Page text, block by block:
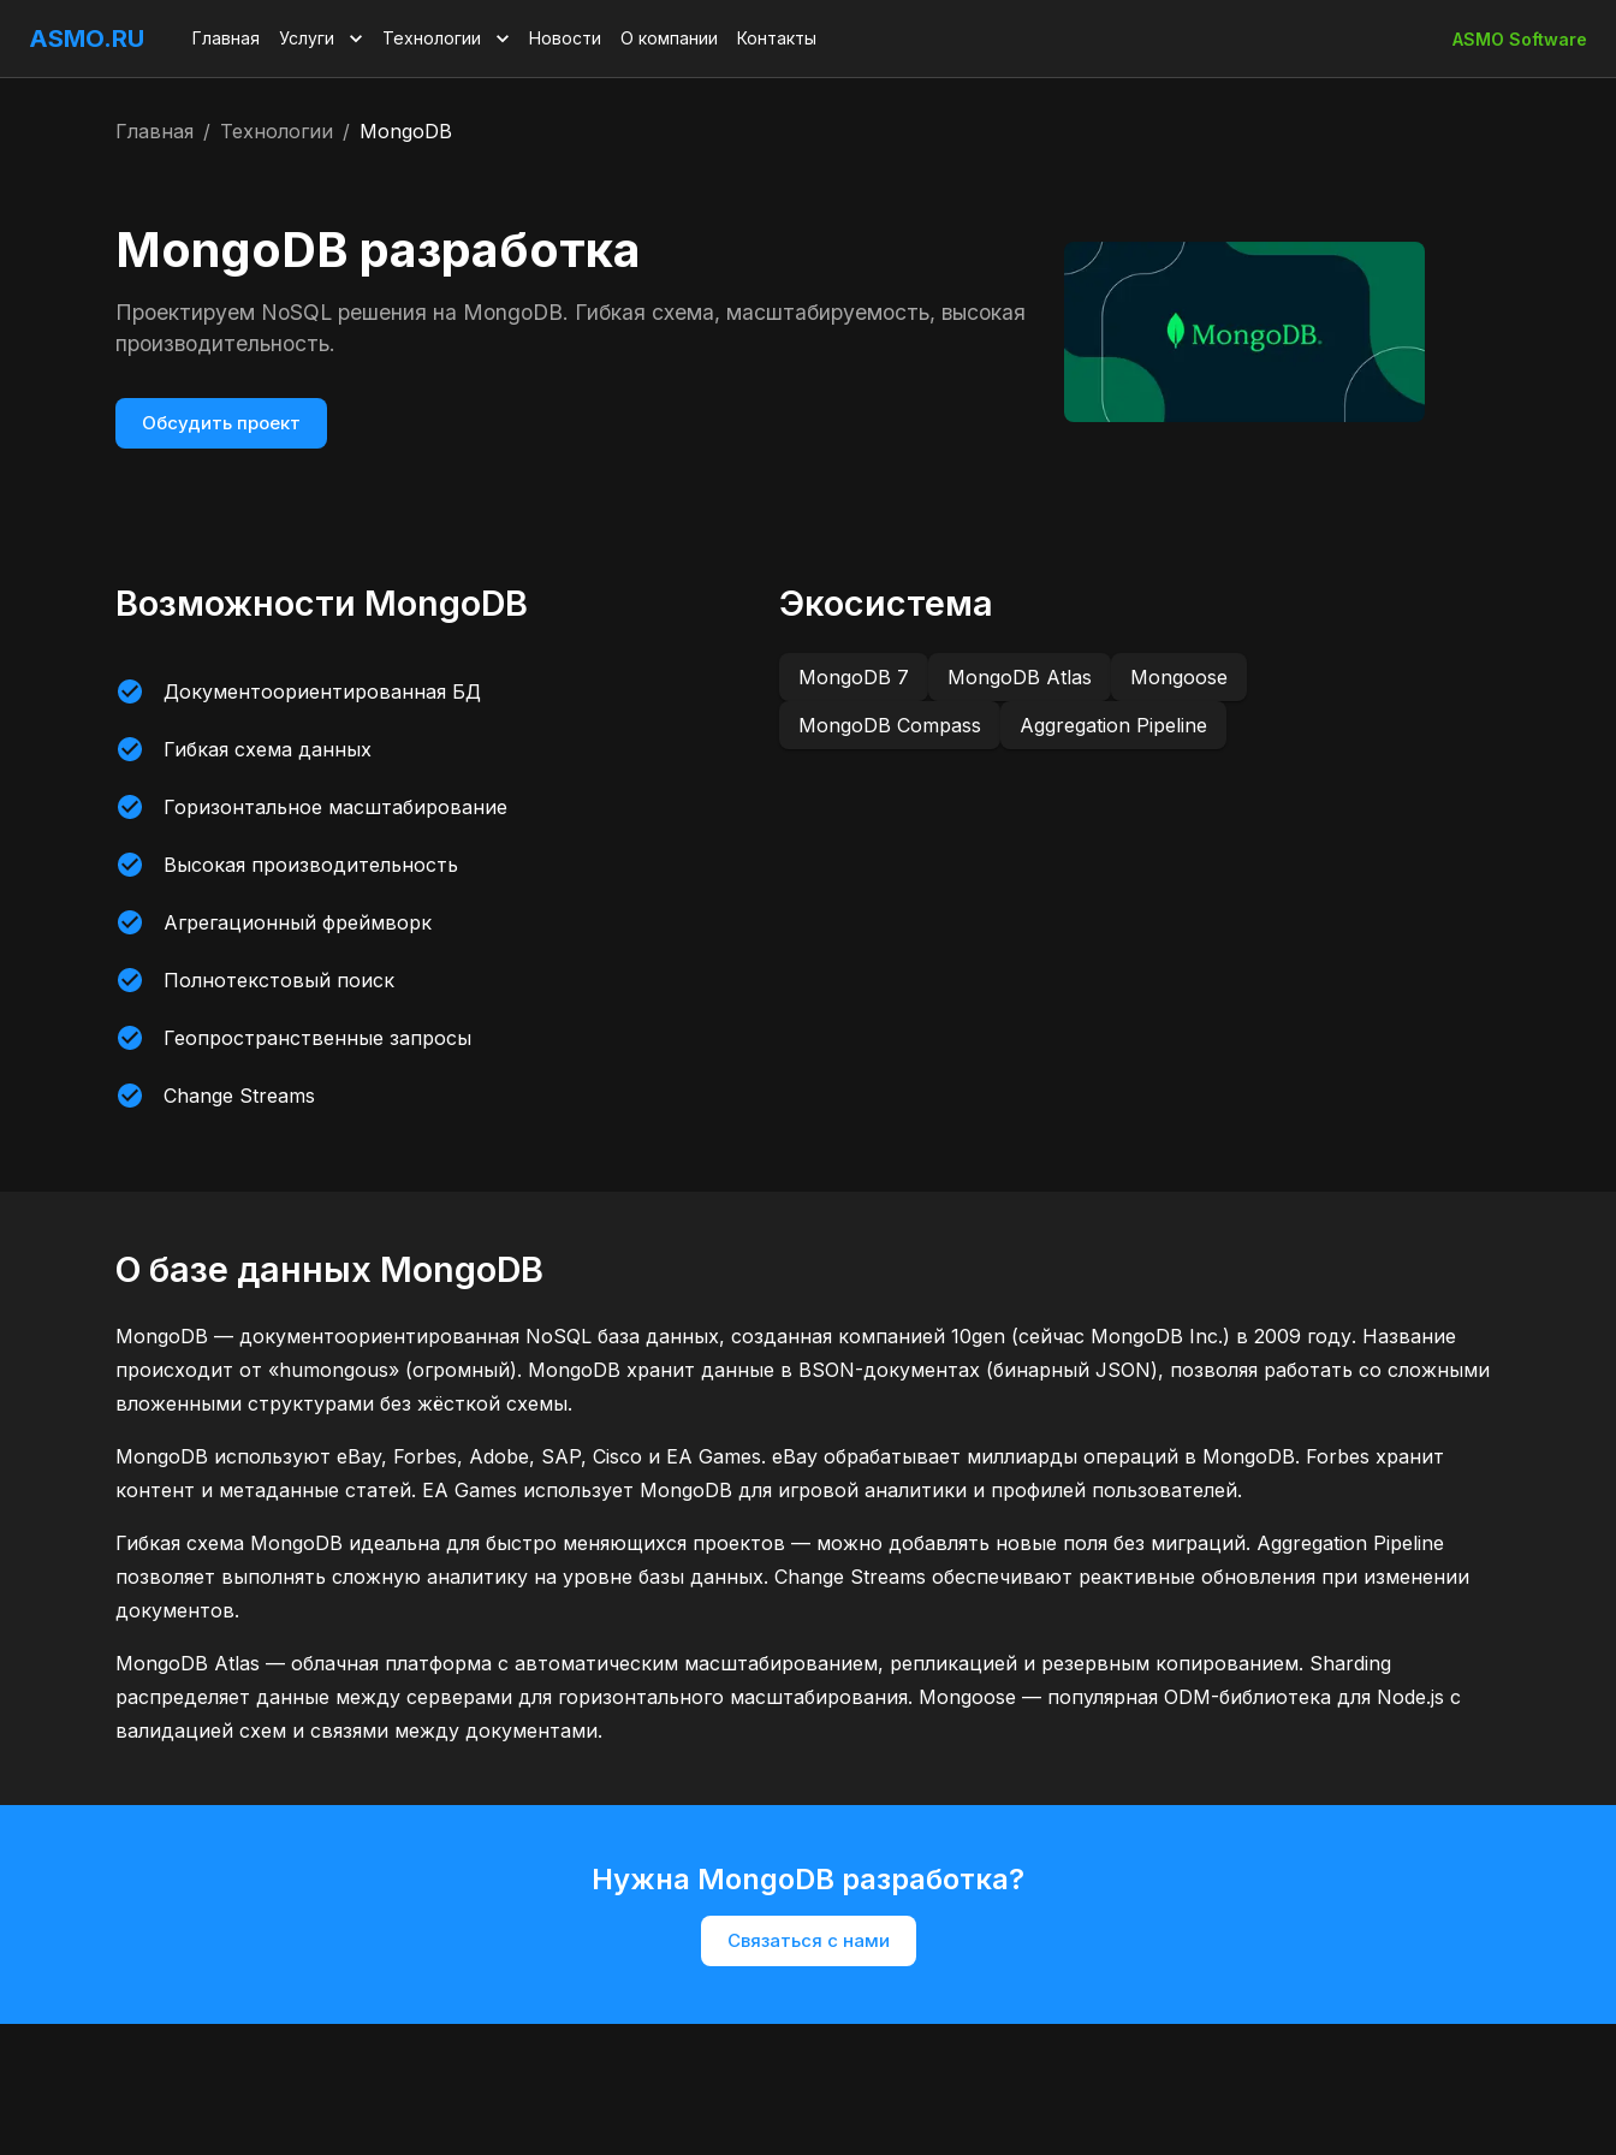
ASMO.RU Главная Услуги Технологии Новости О компании Контакты ASMO Software
Главная / Технологии / MongoDB
MongoDB разработка
Проектируем NoSQL решения на MongoDB. Гибкая схема, масштабируемость, высокая
производительность.
Обсудить проект
Возможности MongoDB
Документоориентированная БД
Гибкая схема данных
Горизонтальное масштабирование
Высокая производительность
Агрегационный фреймворк
Полнотекстовый поиск
Геопространственные запросы
Change Streams
Экосистема
MongoDB 7 MongoDB Atlas
Mongoose
MongoDB Compass
Aggregation Pipeline
О базе данных MongoDB
MongoDB — документоориентированная NoSQL база данных, созданная компанией 10gen (сейчас MongoDB Inc.) в 2009 году. Название
происходит от «humongous» (огромный). MongoDB хранит данные в BSON-документах (бинарный JSON), позволяя работать со сложными
вложенными структурами без жёсткой схемы.
MongoDB используют eBay, Forbes, Adobe, SAP, Cisco и EA Games. eBay обрабатывает миллиарды операций в MongoDB. Forbes хранит
контент и метаданные статей. EA Games использует MongoDB для игровой аналитики и профилей пользователей.
Гибкая схема MongoDB идеальна для быстро меняющихся проектов — можно добавлять новые поля без миграций. Aggregation Pipeline
позволяет выполнять сложную аналитику на уровне базы данных. Change Streams обеспечивают реактивные обновления при изменении
документов.
MongoDB Atlas — облачная платформа с автоматическим масштабированием, репликацией и резервным копированием. Sharding
распределяет данные между серверами для горизонтального масштабирования. Mongoose — популярная ODM-библиотека для Node.js с
валидацией схем и связями между документами.
Нужна MongoDB разработка?
Связаться с нами